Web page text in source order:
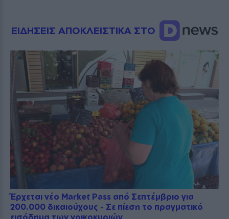
ΕΙΔΗΣΕΙΣ ΑΠΟΚΛΕΙΣΤΙΚΑ ΣΤΟ
Έρχεται νέο Market Pass από Σεπτέμβριο για
200.000 δικαιούχους - Σε πίεση το πραγματικό
εισόδημα των νοικοκυριών